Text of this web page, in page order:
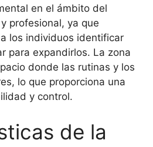
en el ámbito del
profesional, ya que
los individuos identificar
para expandirlos. La zona
donde las rutinas y los
lo que proporciona una
y control.
de la